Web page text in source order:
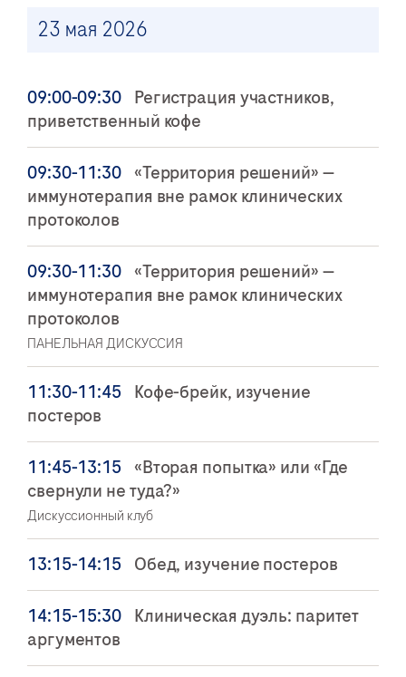
23 мая 2026
09:00-09:30 Регистрация участников,
приветственный кофе
09:30-11:30 «Территория решений» —
иммунотерапия вне рамок клинических
протоколов
09:30-11:30 «Территория решений» —
иммунотерапия вне рамок клинических
протоколов
ПАНЕЛЬНАЯ ДИСКУССИЯ
11:30-11:45 Кофе-брейк, изучение
постеров
11:45-13:15 «Вторая попытка» или «Где
свернули не туда?»
Дискуссионный клуб
13:15-14:15 Обед, изучение постеров
14:15-15:30 Клиническая дуэль: паритет
аргументов